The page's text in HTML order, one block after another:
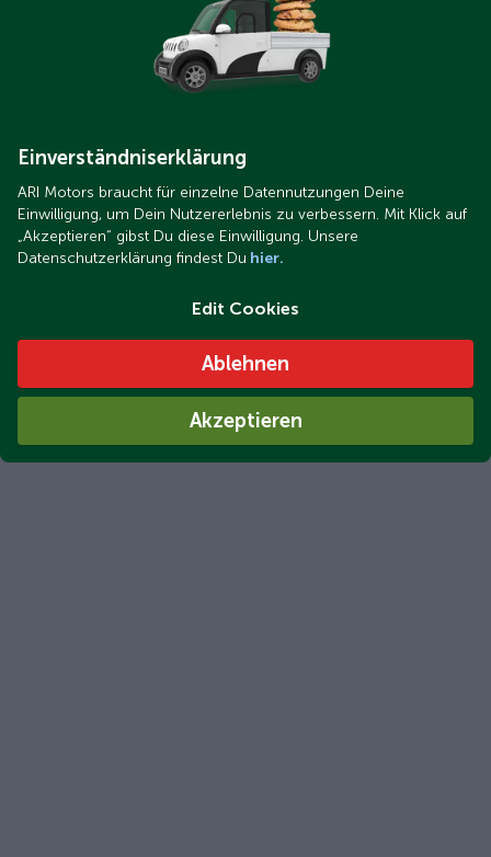
ARI 1710 Kastenwagen (10).jpg
Warum sind die Leasingpreise bei ARI Motors höher? Wir
Einverständniserklärung
ARI Motors braucht für einzelne Datennutzungen Deine
Einwilligung, um Dein Nutzererlebnis zu verbessern. Mit Klick auf
„Akzeptieren“ gibst Du diese Einwilligung. Unsere
Datenschutzerklärung findest Du hier.
Edit Cookies
Ablehnen
Akzeptieren